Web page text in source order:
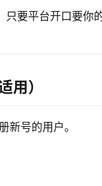
只要平台开口要你
用）
号的用户。